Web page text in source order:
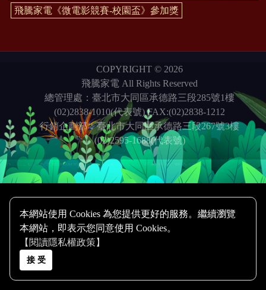
本網站使用 Cookies 為您提供更好的服務。繼續瀏覽
本網站，即表示您同意使用 Cookies。
【閱讀隱私權政策】
接 受
飛騰家電《微電影競賽-校園盃》參加獎
COPYRIGHT © 2026
飛騰家電 All Rights Reserved
總管理處：臺北市大同區承德路三段285號1樓
(02)2838-1010(代表號) FAX:(02)2838-1212
行銷企劃部：臺北市大同區承德路三段267號3樓
(02)2595-1688(代表號)
Design by 橘子新創網頁設計Host by Foxpro 系統開發 整合行銷 整合行銷